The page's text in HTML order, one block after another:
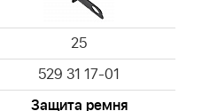
25
529 31 17-01
Защита ремня